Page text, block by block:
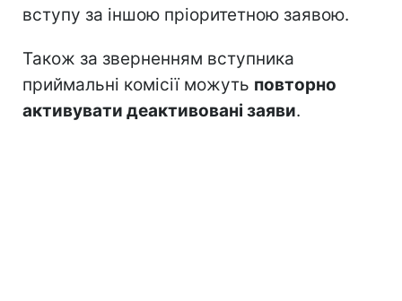
вступу за іншою пріоритетною заявою.
Також за зверненням вступника
приймальні комісії можуть повторно
активувати деактивовані заяви.